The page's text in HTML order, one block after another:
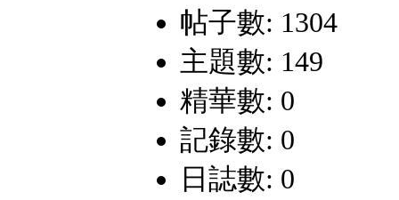
帖子數: 1304
主題數: 149
精華數: 0
記錄數: 0
日誌數: 0